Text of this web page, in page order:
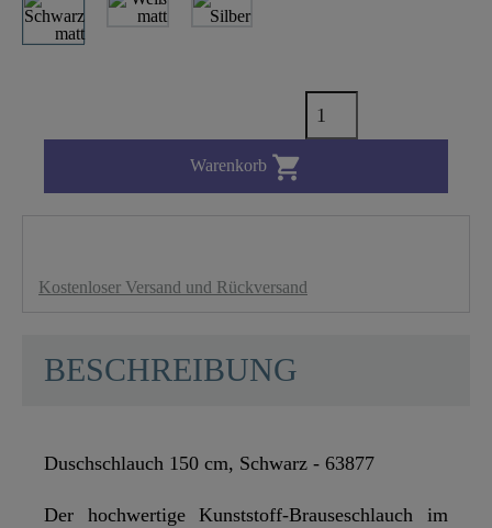
Warenkorb 
Kostenloser Versand und Rückversand
BESCHREIBUNG
Duschschlauch 150 cm, Schwarz - 63877
Der hochwertige Kunststoff-Brauseschlauch im